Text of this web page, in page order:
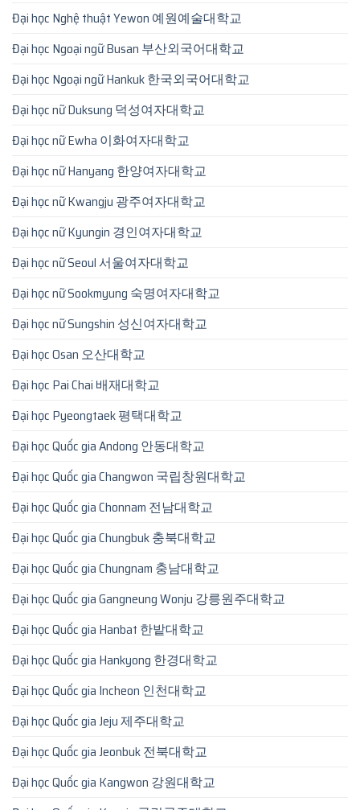
Đại học Nghệ thuật Yewon 예원예술대학교
Đại học Ngoại ngữ Busan 부산외국어대학교
Đại học Ngoại ngữ Hankuk 한국외국어대학교
Đại học nữ Duksung 덕성여자대학교
Đại học nữ Ewha 이화여자대학교
Đại học nữ Hanyang 한양여자대학교
Đại học nữ Kwangju 광주여자대학교
Đại học nữ Kyungin 경인여자대학교
Đại học nữ Seoul 서울여자대학교
Đại học nữ Sookmyung 숙명여자대학교
Đại học nữ Sungshin 성신여자대학교
Đại học Osan 오산대학교
Đại học Pai Chai 배재대학교
Đại học Pyeongtaek 평택대학교
Đại học Quốc gia Andong 안동대학교
Đại học Quốc gia Changwon 국립창원대학교
Đại học Quốc gia Chonnam 전남대학교
Đại học Quốc gia Chungbuk 충북대학교
Đại học Quốc gia Chungnam 충남대학교
Đại học Quốc gia Gangneung Wonju 강릉원주대학교
Đại học Quốc gia Hanbat 한밭대학교
Đại học Quốc gia Hankyong 한경대학교
Đại học Quốc gia Incheon 인천대학교
Đại học Quốc gia Jeju 제주대학교
Đại học Quốc gia Jeonbuk 전북대학교
Đại học Quốc gia Kangwon 강원대학교